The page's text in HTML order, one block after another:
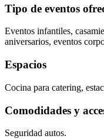
Tipo de eventos
Eventos infantiles,
aniversarios, eventos
Espacios
Cocina para catering,
Comodidades y
Seguridad autos.